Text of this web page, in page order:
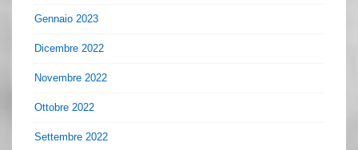
Gennaio 2023
Dicembre 2022
Novembre 2022
Ottobre 2022
Settembre 2022